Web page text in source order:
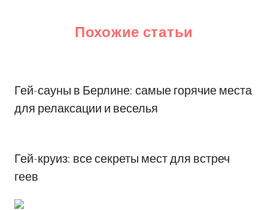
Похожие статьи
Гей-сауны в Берлине: самые горячие места
для релаксации и веселья
Гей-круиз: все секреты мест для встреч
геев